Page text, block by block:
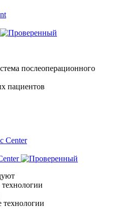
послеоперационного
пациентов